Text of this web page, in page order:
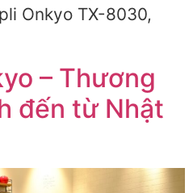
Onkyo TX-8030,
– Thương
đến từ Nhật